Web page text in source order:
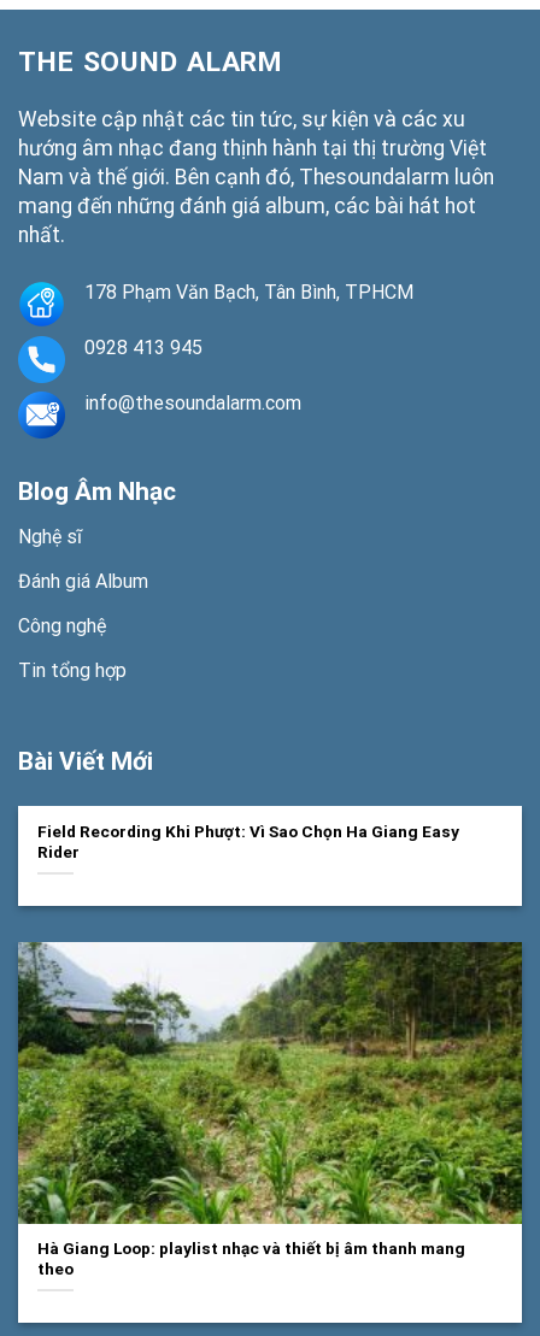
THE SOUND ALARM
Website cập nhật các tin tức, sự kiện và các xu
hướng âm nhạc đang thịnh hành tại thị trường Việt
Nam và thế giới. Bên cạnh đó, Thesoundalarm luôn
mang đến những đánh giá album, các bài hát hot
nhất.
178 Phạm Văn Bạch, Tân Bình, TPHCM
0928 413 945
info@thesoundalarm.com
Blog Âm Nhạc
Nghệ sĩ
Đánh giá Album
Công nghệ
Tin tổng hợp
Bài Viết Mới
Field Recording Khi Phượt: Vì Sao Chọn Ha Giang Easy
Rider
Hà Giang Loop: playlist nhạc và thiết bị âm thanh mang
theo